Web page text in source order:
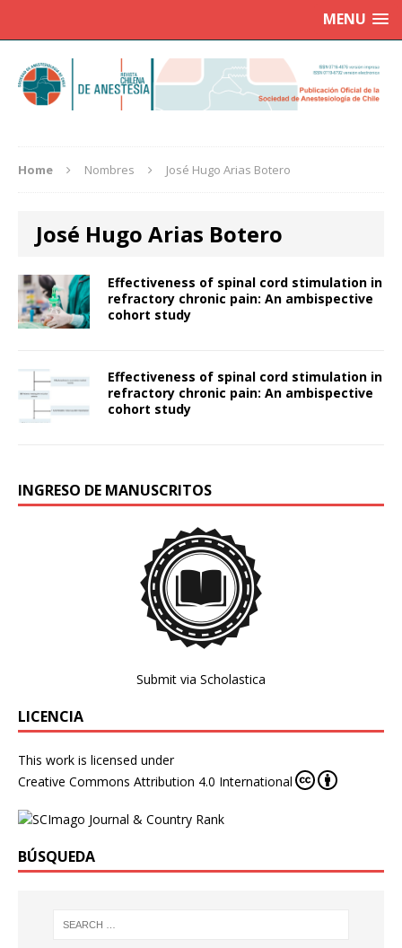
MENU
Home Nombres José Hugo Arias Botero
José Hugo Arias Botero
Effectiveness of spinal cord stimulation in
refractory chronic pain: An ambispective
cohort study
Effectiveness of spinal cord stimulation in
refractory chronic pain: An ambispective
cohort study
INGRESO DE MANUSCRITOS
Submit via Scholastica
LICENCIA
This work is licensed under
Creative Commons Attribution 4.0 International
BÚSQUEDA